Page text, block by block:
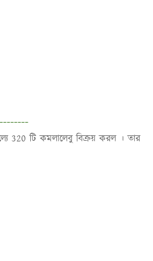
320 টি কমলালেবু বিক্রয় করল । তার